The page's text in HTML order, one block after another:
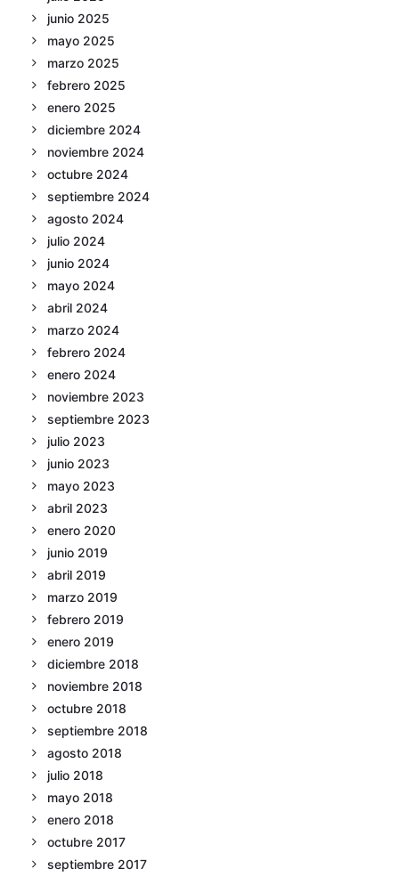
junio 2025
mayo 2025
marzo 2025
febrero 2025
enero 2025
diciembre 2024
noviembre 2024
octubre 2024
septiembre 2024
agosto 2024
julio 2024
junio 2024
mayo 2024
abril 2024
marzo 2024
febrero 2024
enero 2024
noviembre 2023
septiembre 2023
julio 2023
junio 2023
mayo 2023
abril 2023
enero 2020
junio 2019
abril 2019
marzo 2019
febrero 2019
enero 2019
diciembre 2018
noviembre 2018
octubre 2018
septiembre 2018
agosto 2018
julio 2018
mayo 2018
enero 2018
octubre 2017
septiembre 2017